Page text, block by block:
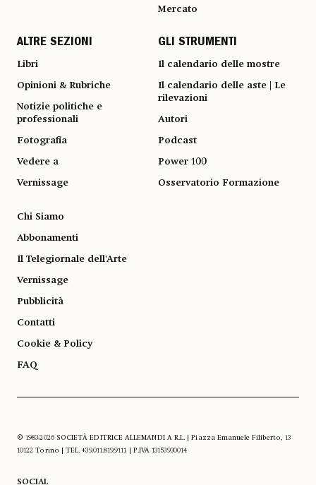
Mercato
ALTRE SEZIONI
Libri
Opinioni & Rubriche
Notizie politiche e
professionali
Fotografia
Vedere a
Vernissage
GLI STRUMENTI
Il calendario delle mostre
Il calendario delle aste | Le
rilevazioni
Autori
Podcast
Power 100
Osservatorio Formazione
Chi Siamo
Abbonamenti
Il Telegiornale dell'Arte
Vernissage
Pubblicità
Contatti
Cookie & Policy
FAQ
© 1983-2026 SOCIETÀ EDITRICE ALLEMANDI A R.L. | Piazza Emanuele Filiberto, 13
10122 Torino | TEL. +39.011.819.9111 | P.IVA 13153930014
SOCIAL